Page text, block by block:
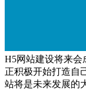
H5网站建设将来
正积极开始打造自
站将是未来发展的